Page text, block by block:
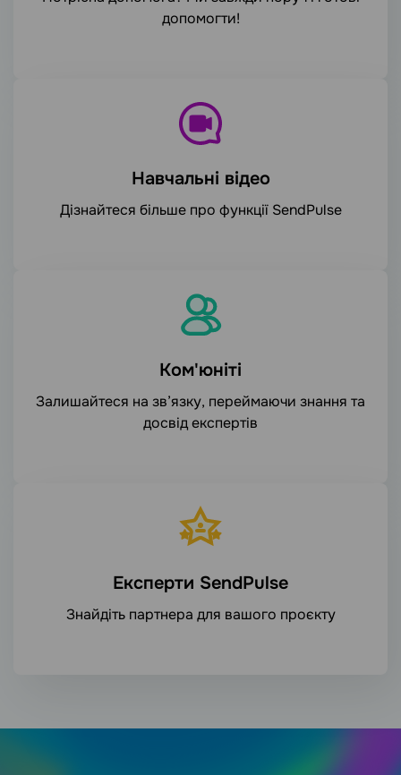
допомогти!
Навчальні відео
Дізнайтеся більше про функції SendPulse
Ком'юніті
Залишайтеся на зв’язку, переймаючи знання та
досвід експертів
Експерти SendPulse
Знайдіть партнера для вашого проєкту